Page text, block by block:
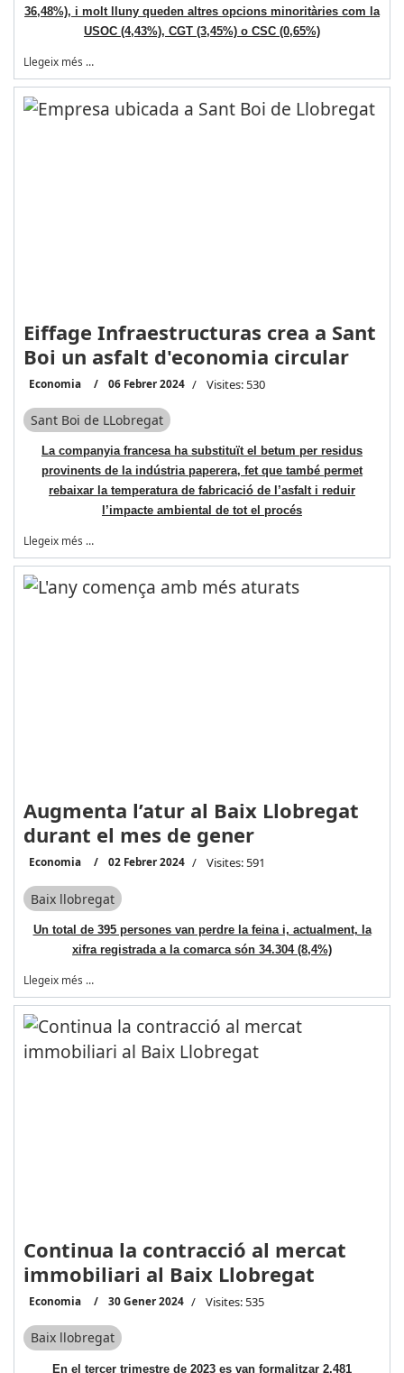
36,48%), i molt lluny queden altres opcions minoritàries com la
USOC (4,43%), CGT (3,45%) o CSC (0,65%)
Llegeix més …
Eiffage Infraestructuras crea a Sant
Boi un asfalt d'economia circular
Economia 06 Febrer 2024 Visites: 530
Sant Boi de LLobregat
La companyia francesa ha substituït el betum per residus
provinents de la indústria paperera, fet que també permet
rebaixar la temperatura de fabricació de l’asfalt i reduir
l’impacte ambiental de tot el procés
Llegeix més …
Augmenta l’atur al Baix Llobregat
durant el mes de gener
Economia 02 Febrer 2024 Visites: 591
Baix llobregat
Un total de 395 persones van perdre la feina i, actualment, la
xifra registrada a la comarca són 34.304 (8,4%)
Llegeix més …
Continua la contracció al mercat
immobiliari al Baix Llobregat
Economia 30 Gener 2024 Visites: 535
Baix llobregat
En el tercer trimestre de 2023 es van formalitzar 2.481